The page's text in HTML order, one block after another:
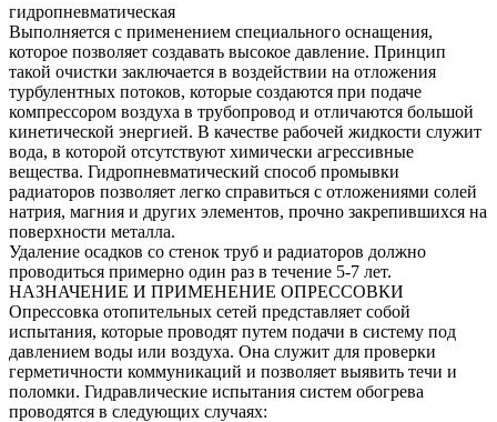
гидропневматическая
Выполняется с применением специального оснащения,
которое позволяет создавать высокое давление. Принцип
такой очистки заключается в воздействии на отложения
турбулентных потоков, которые создаются при подаче
компрессором воздуха в трубопровод и отличаются большой
кинетической энергией. В качестве рабочей жидкости служит
вода, в которой отсутствуют химически агрессивные
вещества. Гидропневматический способ промывки
радиаторов позволяет легко справиться с отложениями солей
натрия, магния и других элементов, прочно закрепившихся на
поверхности металла.
Удаление осадков со стенок труб и радиаторов должно
проводиться примерно один раз в течение 5-7 лет.
НАЗНАЧЕНИЕ И ПРИМЕНЕНИЕ ОПРЕССОВКИ
Опрессовка отопительных сетей представляет собой
испытания, которые проводят путем подачи в систему под
давлением воды или воздуха. Она служит для проверки
герметичности коммуникаций и позволяет выявить течи и
поломки. Гидравлические испытания систем обогрева
проводятся в следующих случаях: